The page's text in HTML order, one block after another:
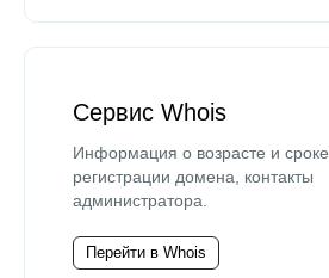
Сервис Whois
Информация о возрасте и сроке
регистрации домена, контакты
администратора.
Перейти в Whois